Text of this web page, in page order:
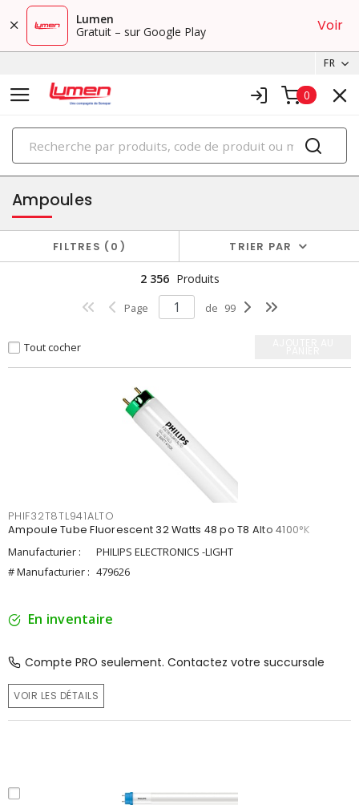
Lumen
Gratuit – sur Google Play
Voir
FR
0
PRODUITS
éclairage
Ampoules
FILTRES 0 TRIER PAR
2 356 Produits
Page de 99
Tout cocher
PHIF32T8TL941ALTO
Ampoule Tube Fluorescent 32 Watts 48 po T8 Alto 4100°K
Manufacturier :
PHILIPS ELECTRONICS -LIGHT
# Manufacturier : 479626
En inventaire
Compte PRO seulement. Contactez votre succursale
VOIR LES DÉTAILS